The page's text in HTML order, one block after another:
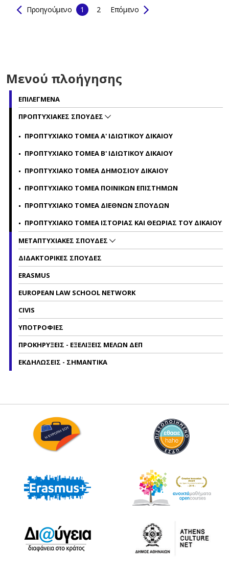
Προηγούμενο 1 2 Επόμενο
Μενού πλοήγησης
ΕΠΙΛΕΓΜΕΝΑ
ΠΡΟΠΤΥΧΙΑΚΕΣ ΣΠΟΥΔΕΣ
ΠΡΟΠΤΥΧΙΑΚΟ ΤΟΜΕΑ Α' ΙΔΙΩΤΙΚΟΥ ΔΙΚΑΙΟΥ
ΠΡΟΠΤΥΧΙΑΚΟ ΤΟΜΕΑ Β' ΙΔΙΩΤΙΚΟΥ ΔΙΚΑΙΟΥ
ΠΡΟΠΤΥΧΙΑΚΟ ΤΟΜΕΑ ΔΗΜΟΣΙΟΥ ΔΙΚΑΙΟΥ
ΠΡΟΠΤΥΧΙΑΚΟ ΤΟΜΕΑ ΠΟΙΝΙΚΩΝ ΕΠΙΣΤΗΜΩΝ
ΠΡΟΠΤΥΧΙΑΚΟ ΤΟΜΕΑ ΔΙΕΘΝΩΝ ΣΠΟΥΔΩΝ
ΠΡΟΠΤΥΧΙΑΚΟ ΤΟΜΕΑ ΙΣΤΟΡΙΑΣ ΚΑΙ ΘΕΩΡΙΑΣ ΤΟΥ ΔΙΚΑΙΟΥ
ΜΕΤΑΠΤΥΧΙΑΚΕΣ ΣΠΟΥΔΕΣ
ΔΙΔΑΚΤΟΡΙΚΕΣ ΣΠΟΥΔΕΣ
ERASMUS
EUROPEAN LAW SCHOOL NETWORK
CIVIS
ΥΠΟΤΡΟΦΙΕΣ
ΠΡΟΚΗΡΥΞΕΙΣ - ΕΞΕΛΙΞΕΙΣ ΜΕΛΩΝ ΔΕΠ
ΕΚΔΗΛΩΣΕΙΣ - ΣΗΜΑΝΤΙΚΑ